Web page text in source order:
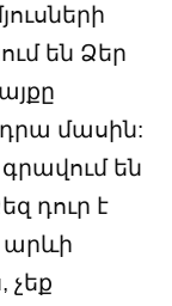
են Ձեր
մասին:
գրավում են
դուր է
արևի
չեք